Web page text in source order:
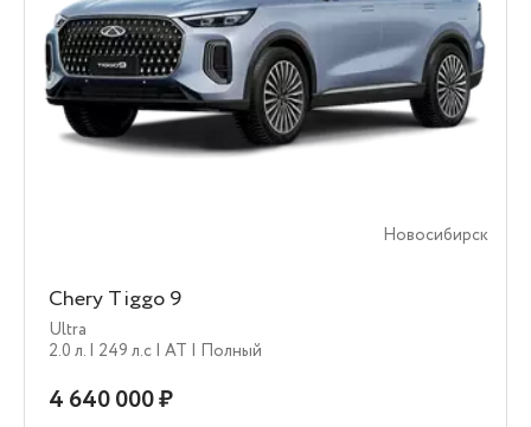
Новосибирск
Chery Tiggo 9
Ultra
2.0 л. | 249 л.c | AT | Полный
4 640 000 ₽